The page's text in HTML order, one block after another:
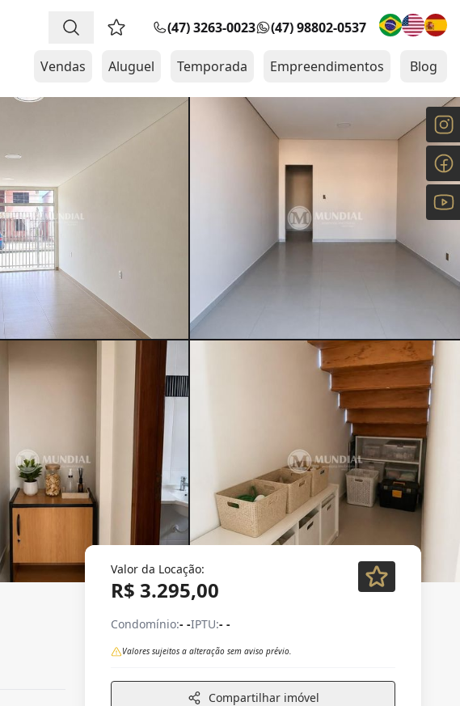
Favoritos (0 itens)
(47) 3263-0023 (47) 98802-0537
Vendas Aluguel Temporada Empreendimentos Blog
Valor da Locação:
R$ 3.295,00
Condomínio:- -IPTU:- -
Valores sujeitos a alteração sem aviso prévio.
Compartilhar imóvel